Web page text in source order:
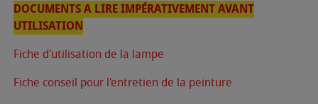
DOCUMENTS A LIRE IMPÉRATIVEMENT AVANT
UTILISATION
Fiche d'utilisation de la lampe
Fiche conseil pour l'entretien de la peinture